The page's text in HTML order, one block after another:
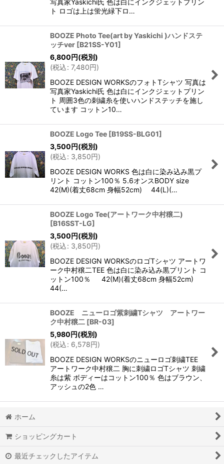
写真家Yaskichi氏 色は白にインクジェットプリン
ト ロゴは上は蛍光緑下ロ…
BOOZE Photo Tee(art by Yaskichi )ハンドステ
ッチver [B21SS-Y01]
6,800円(税別)
(税込: 7,480円)
BOOZE DESIGN WORKSのフォトTシャツ 写真は
写真家Yaskichi氏 色は白にインクジェットプリン
ト 周囲3色の刺繍糸を使いハンドステッチを施し
ています コットン10…
BOOZE Logo Tee [B19SS-BLG01]
3,500円(税別)
(税込: 3,850円)
BOOZE DESIGN WORKS 色は白に染み込み黒プ
リント コットン100％ 5.6オンスBODY size
42(M)(着丈68cm 身幅52cm) 44(L)(…
BOOZE Logo Tee(アートワーク中村穣二)
[B16SST-LG]
3,500円(税別)
(税込: 3,850円)
BOOZE DESIGN WORKSのロゴTシャツ アートワ
ーク中村穣二TEE 色は白に染み込み黒プリント コ
ットン100％ 42(M)(着丈68cm 身幅52cm)
44(…
BOOZE ニューロゴ紫刺繍Tシャツ アートワー
ク中村穣二 [BR-03]
5,980円(税別)
(税込: 6,578円)
BOOZE DESIGN WORKSのニューロゴ刺繍TEE
アートワーク中村穣二 胸に刺繍ロゴTシャツ 刺繍
糸は紫 ボディーはコットン100％ 色はブラウン、
アッシュの2色 …
ホーム
ショッピングカート
最近チェックしたアイテム